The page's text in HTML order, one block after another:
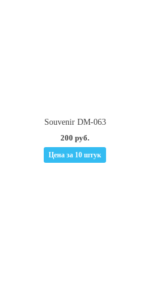
Souvenir DM-063
200 руб.
Цена за 10 штук